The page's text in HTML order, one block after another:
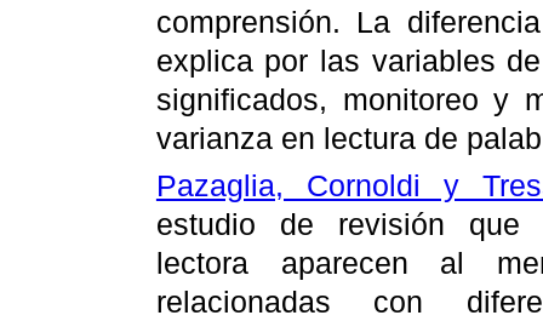
comprensión. La
explica por las variables
significados, monitoreo y
varianza en lectura de
Pazaglia, Cornoldi y
estudio de revisión que
lectora aparecen al
relacionadas con